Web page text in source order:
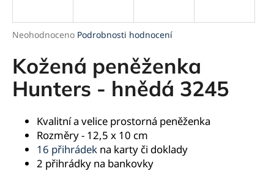
Průměrné
produktu
je
0,0
hvězdiček.
Neohodnoceno Podrobnosti hodnocení
Kožená peněženka
Hunters - hnědá 3245
Kvalitní a velice prostorná peněženka
Rozměry - 12,5 x 10 cm
16 přihrádek na karty či doklady
2 přihrádky na bankovky
j
t
?
HLEDAT